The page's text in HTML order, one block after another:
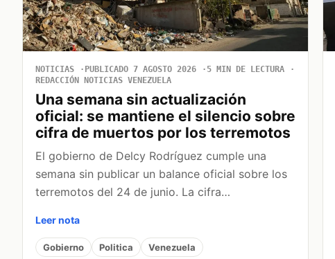
NOTICIAS PUBLICADO 7 AGOSTO 2026
5 MIN DE LECTURA
REDACCIÓN NOTICIAS VENEZUELA
Una semana sin actualización
oficial: se mantiene el silencio sobre
cifra de muertos por los terremotos
El gobierno de Delcy Rodríguez cumple una
semana sin publicar un balance oficial sobre los
terremotos del 24 de junio. La cifra…
Leer nota
Gobierno Politica Venezuela